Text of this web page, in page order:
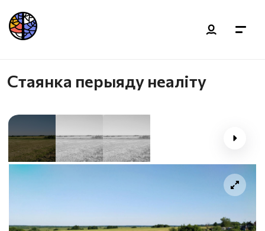
Стаянка перыяду неаліту